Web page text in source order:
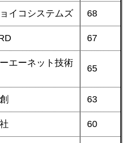
イコシステムズ 68
67
エーネット技術
65
63
60